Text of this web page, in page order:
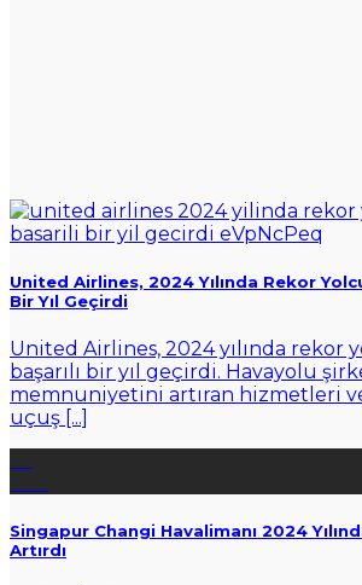
United Airlines, 2024 Yılında Rekor Yolcu
Bir Yıl Geçirdi
United Airlines, 2024 yılında rekor
başarılı bir yıl geçirdi. Havayolu
memnuniyetini artıran hizmetleri
uçuş [...]
Singapur Changi Havalimanı 2024
Artırdı